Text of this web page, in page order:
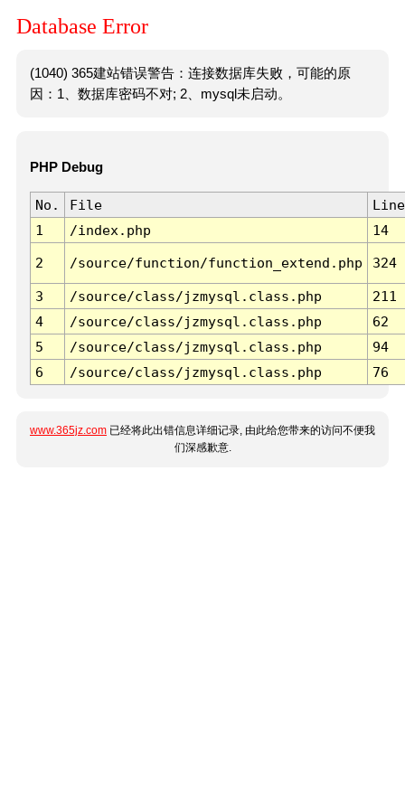
Database Error
(1040) 365建站错误警告：连接数据库失败，可能的原
因：1、数据库密码不对; 2、mysql未启动。
PHP Debug
No. File
Line
1
/index.php 14
2 /source/function/function_extend.php 324
3 /source/class/jzmysql.class.php
211
4
/source/class/jzmysql.class.php
62
5
/source/class/jzmysql.class.php
94
6
/source/class/jzmysql.class.php 76
www.365jz.com 已经将此出错信息详细记录, 由此给您带来的访问不便我
们深感歉意.